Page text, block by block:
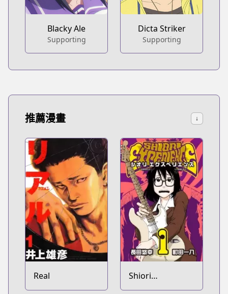
Blacky Ale
Supporting
Dicta Striker
Supporting
推薦漫畫 ↓
Real
Shiori
Experience: Jimi